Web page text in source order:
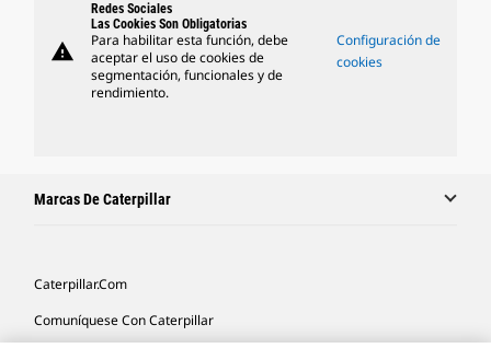
warning
Redes Sociales
Las Cookies Son Obligatorias
Para habilitar esta función, debe
aceptar el uso de cookies de
segmentación, funcionales y de
rendimiento.
Configuración de
cookies
Marcas De Caterpillar
Caterpillar.com
Comuníquese Con Caterpillar